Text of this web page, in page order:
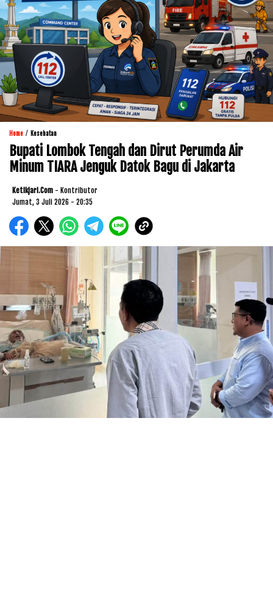
Home / Kesehatan
Bupati Lombok Tengah dan Dirut Perumda Air
Minum TIARA Jenguk Datok Bagu di Jakarta
Ketikjari.com - Kontributor
Jumat, 3 Juli 2026 - 20:35